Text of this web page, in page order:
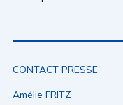
CONTACT PRESSE
Amélie FRITZ